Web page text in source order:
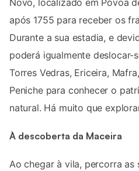
após 1755 para receber os
Durante a sua estadia, e
poderá igualmente deslocar-
Torres Vedras, Ericeira,
Peniche para conhecer o
natural. Há muito que
À descoberta da Maceira
Ao chegar à vila, percorra as